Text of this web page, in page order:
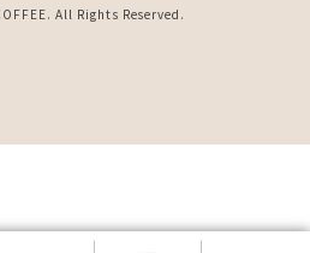
All Rights Reserved.